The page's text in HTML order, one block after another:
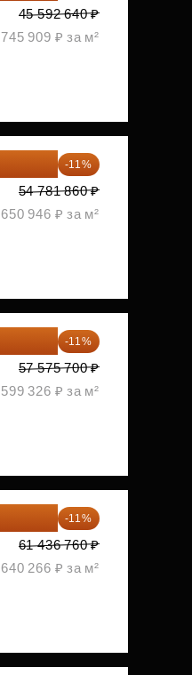
45 592 640 ₽
745 909 ₽ за м²
-11%
54 781 860 ₽
650 946 ₽ за м²
-11%
57 575 700 ₽
599 326 ₽ за м²
-11%
61 436 760 ₽
640 266 ₽ за м²